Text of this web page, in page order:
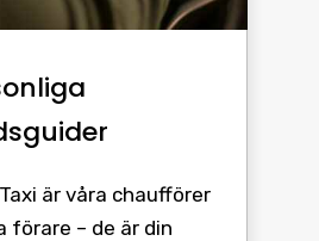
är våra chaufförer
förare – de är din